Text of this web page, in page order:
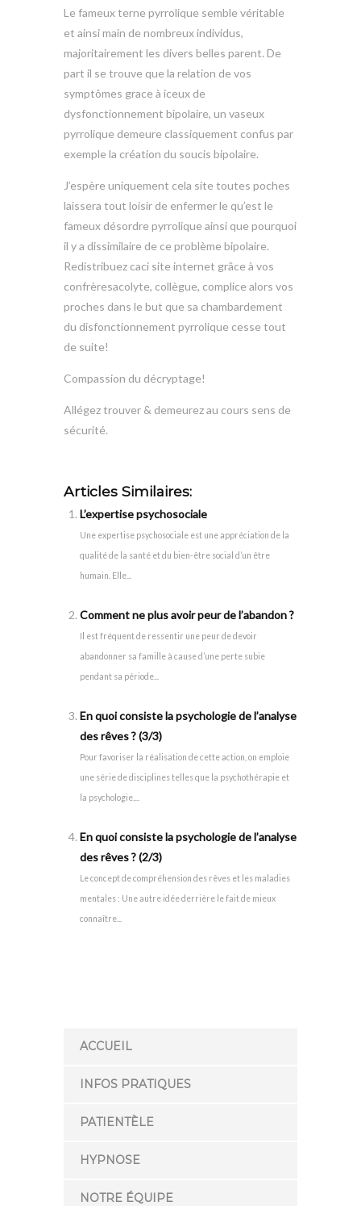
Le fameux terne pyrrolique semble véritable
et ainsi main de nombreux individus,
majoritairement les divers belles parent. De
part il se trouve que la relation de vos
symptômes grace à iceux de
dysfonctionnement bipolaire, un vaseux
pyrrolique demeure classiquement confus par
exemple la création du soucis bipolaire.
J’espère uniquement cela site toutes poches
laissera tout loisir de enfermer le qu’est le
fameux désordre pyrrolique ainsi que pourquoi
il y a dissimilaire de ce problème bipolaire.
Redistribuez caci site internet grâce à vos
confrèresacolyte, collègue, complice alors vos
proches dans le but que sa chambardement
du disfonctionnement pyrrolique cesse tout
de suite!
Compassion du décryptage!
Allégez trouver & demeurez au cours sens de
sécurité.
Articles Similaires:
L’expertise psychosociale
Une expertise psychosociale est une appréciation de la
qualité de la santé et du bien-être social d’un être
humain. Elle...
Comment ne plus avoir peur de l’abandon ?
Il est fréquent de ressentir une peur de devoir
abandonner sa famille à cause d’une perte subie
pendant sa période...
En quoi consiste la psychologie de l’analyse
des rêves ? (3/3)
Pour favoriser la réalisation de cette action, on emploie
une série de disciplines telles que la psychothérapie et
la psychologie....
En quoi consiste la psychologie de l’analyse
des rêves ? (2/3)
Le concept de compréhension des rêves et les maladies
mentales : Une autre idée derrière le fait de mieux
connaître...
ACCUEIL
INFOS PRATIQUES
PATIENTÈLE
HYPNOSE
NOTRE ÉQUIPE